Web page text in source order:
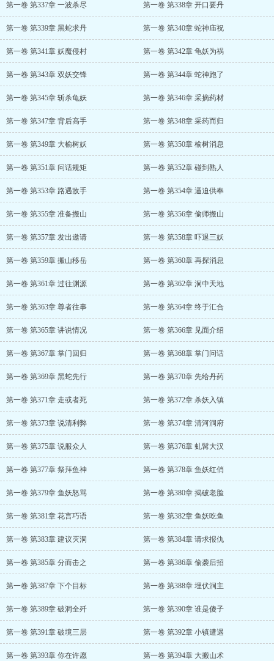
第一卷 第337章 一波杀尽 第一卷 第338章 开口要丹
第一卷 第339章 黑蛇求丹 第一卷 第340章 蛇神庙祝
第一卷 第341章 妖魔侵村 第一卷 第342章 龟妖为祸
第一卷 第343章 双妖交锋 第一卷 第344章 蛇神跑了
第一卷 第345章 斩杀龟妖 第一卷 第346章 采摘药材
第一卷 第347章 背后高手 第一卷 第348章 采药而归
第一卷 第349章 大榆树妖 第一卷 第350章 榆树消息
第一卷 第351章 问话规矩 第一卷 第352章 碰到熟人
第一卷 第353章 路遇敌手 第一卷 第354章 逼迫供奉
第一卷 第355章 准备搬山 第一卷 第356章 偷师搬山
第一卷 第357章 发出邀请 第一卷 第358章 吓退三妖
第一卷 第359章 搬山移岳 第一卷 第360章 再探消息
第一卷 第361章 过往渊源 第一卷 第362章 洞中天地
第一卷 第363章 尊者往事 第一卷 第364章 终于汇合
第一卷 第365章 讲说情况 第一卷 第366章 见面介绍
第一卷 第367章 掌门回归 第一卷 第368章 掌门问话
第一卷 第369章 黑蛇先行 第一卷 第370章 先给丹药
第一卷 第371章 走或者死 第一卷 第372章 杀妖入镇
第一卷 第373章 说清利弊 第一卷 第374章 清河洞府
第一卷 第375章 说服众人 第一卷 第376章 虬髯大汉
第一卷 第377章 祭拜鱼神 第一卷 第378章 鱼妖红俏
第一卷 第379章 鱼妖怒骂 第一卷 第380章 揭破老脸
第一卷 第381章 花言巧语 第一卷 第382章 鱼妖吃鱼
第一卷 第383章 建议灭洞 第一卷 第384章 请求报仇
第一卷 第385章 分而击之 第一卷 第386章 偷袭后招
第一卷 第387章 下个目标 第一卷 第388章 埋伏洞主
第一卷 第389章 破洞全歼 第一卷 第390章 谁是傻子
第一卷 第391章 破境三层 第一卷 第392章 小镇遭遇
第一卷 第393章 你在许愿 第一卷 第394章 大搬山术